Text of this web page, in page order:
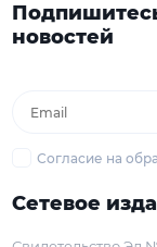
новостей
Согласие на
Сетевое